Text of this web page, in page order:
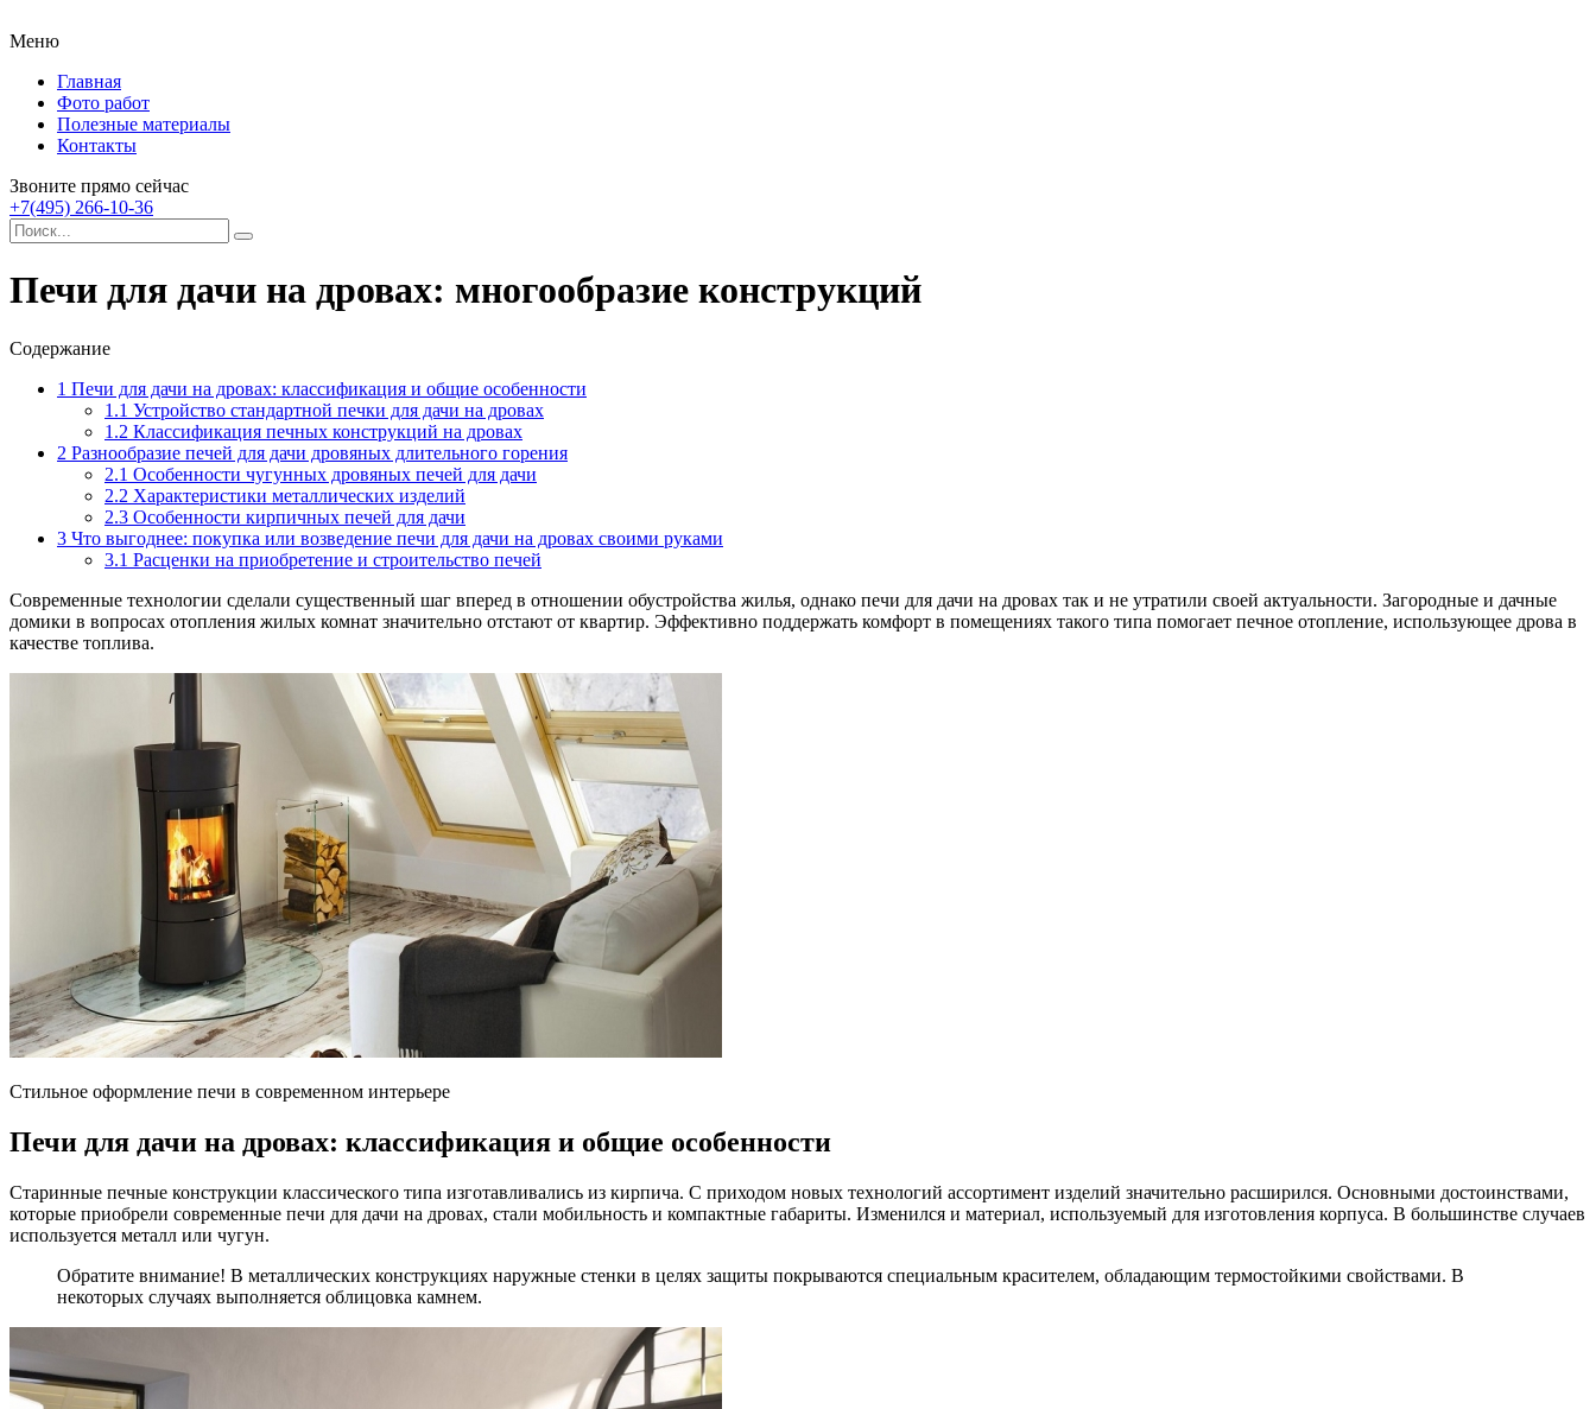
Меню
Главная
Фото работ
Полезные материалы
Контакты
Звоните прямо сейчас
+7(495) 266-10-36
Печи для дачи на дровах: многообразие конструкций
Содержание
1 Печи для дачи на дровах: классификация и общие особенности
1.1 Устройство стандартной печки для дачи на дровах
1.2 Классификация печных конструкций на дровах
2 Разнообразие печей для дачи дровяных длительного горения
2.1 Особенности чугунных дровяных печей для дачи
2.2 Характеристики металлических изделий
2.3 Особенности кирпичных печей для дачи
3 Что выгоднее: покупка или возведение печи для дачи на дровах своими руками
3.1 Расценки на приобретение и строительство печей
Современные технологии сделали существенный шаг вперед в отношении обустройства жилья, однако печи для дачи на дровах так и не утратили своей актуальности. Загородные и дачные
домики в вопросах отопления жилых комнат значительно отстают от квартир. Эффективно поддержать комфорт в помещениях такого типа помогает печное отопление, использующее дрова в
качестве топлива.
Стильное оформление печи в современном интерьере
Печи для дачи на дровах: классификация и общие особенности
Старинные печные конструкции классического типа изготавливались из кирпича. С приходом новых технологий ассортимент изделий значительно расширился. Основными достоинствами,
которые приобрели современные печи для дачи на дровах, стали мобильность и компактные габариты. Изменился и материал, используемый для изготовления корпуса. В большинстве случаев
используется металл или чугун.
Обратите внимание! В металлических конструкциях наружные стенки в целях защиты покрываются специальным красителем, обладающим термостойкими свойствами. В
некоторых случаях выполняется облицовка камнем.